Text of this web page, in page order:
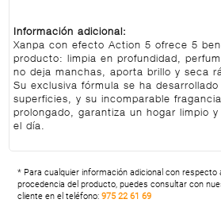
Información adicional:
Xanpa con efecto Action 5 ofrece 5
producto: limpia en profundidad,
no deja manchas, aporta brillo y seca
Su exclusiva fórmula se ha
superficies, y su incomparable
prolongado, garantiza un hogar limpio
el día.
* Para cualquier información adicional con respecto
procedencia del producto, puedes consultar con
cliente en el teléfono:975 22 61 69